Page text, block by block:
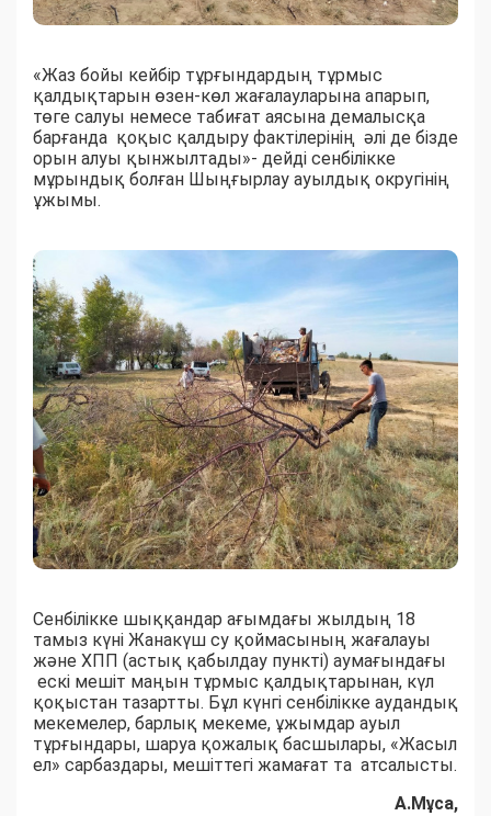
«Жаз бойы кейбір тұрғындардың тұрмыс
қалдықтарын өзен-көл жағалауларына апарып,
төге салуы немесе табиғат аясына демалысқа
барғанда қоқыс қалдыру фактілерінің әлі де бізде
орын алуы қынжылтады»- дейді сенбілікке
мұрындық болған Шыңғырлау ауылдық округінің
ұжымы.
Сенбілікке шыққандар ағымдағы жылдың 18
тамыз күні Жанакүш су қоймасының жағалауы
және ХПП (астық қабылдау пункті) аумағындағы
ескі мешіт маңын тұрмыс қалдықтарынан, күл
қоқыстан тазартты. Бұл күнгі сенбілікке аудандық
мекемелер, барлық мекеме, ұжымдар ауыл
тұрғындары, шаруа қожалық басшылары, «Жасыл
ел» сарбаздары, мешіттегі жамағат та атсалысты.
А.Мұса,